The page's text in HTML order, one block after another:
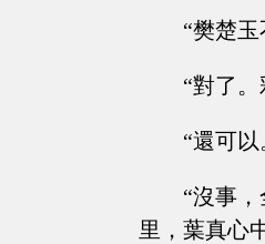
“樊楚
“對了
“還可
“沒事
里，葉真心